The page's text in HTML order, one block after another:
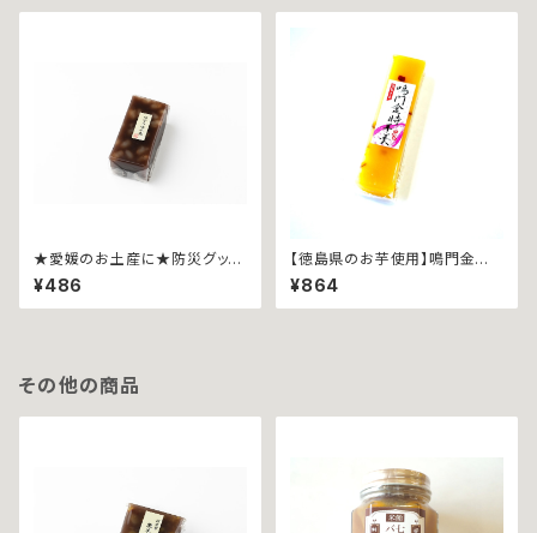
★愛媛のお土産に★防災グッズ
にも最適★伯方の塩羊羹~ハー
フ~
¥486
【徳島県のお芋使用】鳴門金時
羊羹
¥864
その他の商品